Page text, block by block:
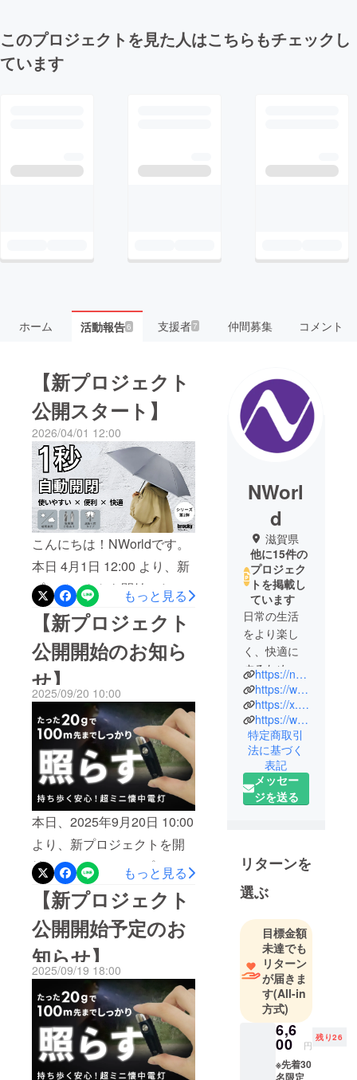
このプロジェクトを見た人はこちらもチェックし
ています
ホーム 活動報告6 支援者7 仲間募集 コメント
【新プロジェクト
公開スタート】
2026/04/01 12:00
こんにちは！NWorldです。
本日 4月1日 12:00 より、新
プロジェクトを開始いたし
ました！■プロジェクト概要
プロジェクト名：【傘の不
満ゼロへの進化】悩み解消
できる機能をこの1本に｜ワ
ンプッシュ自動開閉傘公開
期間：2026年4月1日（水）
12:00 ～ 2026年5月31日
（日）23:59■プロジェクト
内容についてbrocky（ブ
ロッキー）とは、「使いや
すさ × 便利さ × 快適さ」を
兼ね備えた、傘の不満を解
消してくれる次世代の折り
たたみ傘です。2022年に第
一弾をリリースし、190万円
を超える応援購入をいただ
きました。1作目で応援購入
いただいたサポーターの皆
さまからのご意見も反映
し、さらなる改良を加えた
第二弾をリリースすること
もっと見る
【新プロジェクト
公開開始のお知ら
せ】
2025/09/20 10:00
本日、2025年9月20日 10:00
より、新プロジェクトを開
始いたしました。■プロジェ
クト概要プロジェクト名：
【親指サイズのミニ懐中電
灯】たった20g！超軽量・コ
ンパクトで頼れるパート
ナー公開期間：2025年9月
20日（月）10:00 ～ 2025年
10月31日（金）23:59プロ
ジェクトページ：
https://camp-
もっと見る
【新プロジェクト
公開開始予定のお
知らせ】
2025/09/19 18:00
NWorl
d
滋賀県
他に15件の
プロジェク
トを掲載し
ています
日常の生活
をより楽し
く、快適に
するために
「こんなの
があったら
いいな」を
形で提供で
きるよう
に、様々な
アイデア商
品の販売を
一人でも多
ザー様に喜
けるアイテ
ムをお届け
しますの
で、どうぞ
よろしくお
願いいたし
ます。
https://nworld.jp/
https://www.instagram.com/nworldjp
https://x.com/NWorldjp
https://www.facebook.com/profile.php?id=61575748592646
特定商取引
法に基づく
表記
メッセー
ジを送る
リターンを
選ぶ
目標金額
未達でも
リターン
が届きま
す(All-in
方式)
6,6
00 円
残り26
※先着30
名限定